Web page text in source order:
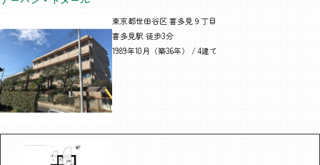
東京都世田谷区 喜多見９丁目
喜多見駅 徒歩3分
1989年10月（築36年） / 4建て